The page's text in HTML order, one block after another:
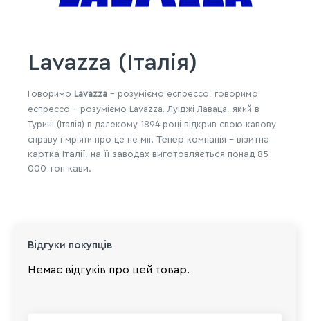
Lavazza (Італія)
Говоримо Lavazza - розуміємо еспрессо, говоримо
еспрессо - розуміємо Lavazza. Луіджі Лаваца, який в
Турині (Італія) в далекому 1894 році відкрив свою кавову
справу і мріяти про це не міг. Тепер компанія - візитна
картка Італії, на її заводах виготовляється понад 85
000 тон кави.
Відгуки покупців
Немає відгуків про цей товар.